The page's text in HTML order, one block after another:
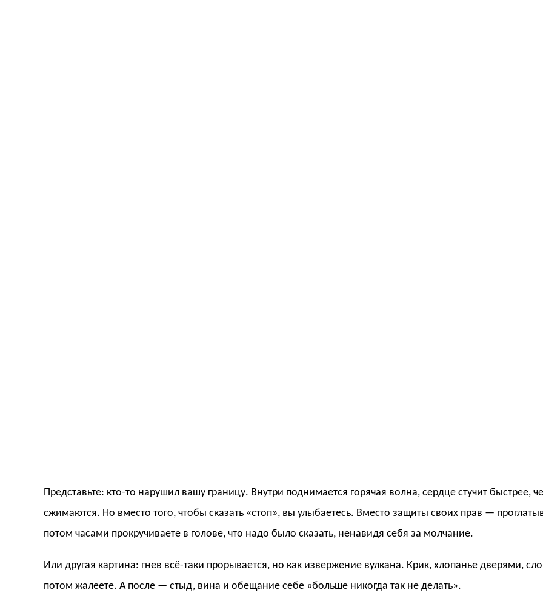
Представьте: кто-то нарушил вашу границу. Внутри поднимается горячая волна, сердце стучит быстрее,
сжимаются. Но вместо того, чтобы сказать «стоп», вы улыбаетесь. Вместо защиты своих прав —
потом часами прокручиваете в голове, что надо было сказать, ненавидя себя за молчание.
Или другая картина: гнев всё-таки прорывается, но как извержение вулкана. Крик, хлопанье дверями,
потом жалеете. А после — стыд, вина и обещание себе «больше никогда так не делать».